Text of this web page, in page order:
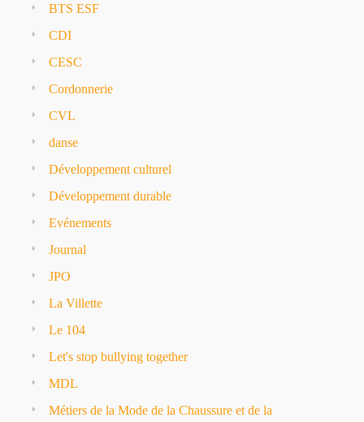
BTS ESF
CDI
CESC
Cordonnerie
CVL
danse
Développement culturel
Développement durable
Evénements
Journal
JPO
La Villette
Le 104
Let's stop bullying together
MDL
Métiers de la Mode de la Chaussure et de la